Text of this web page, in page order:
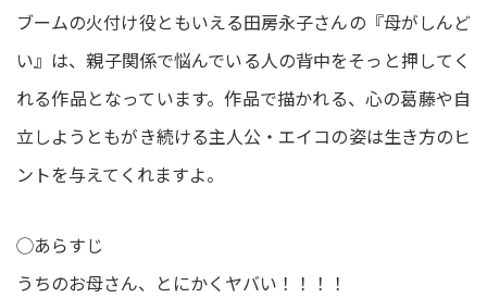
ブームの火付け役ともいえる田房永子さんの『母がしんど
い』は、親子関係で悩んでいる人の背中をそっと押してく
れる作品となっています。作品で描かれる、心の葛藤や自
立しようともがき続ける主人公・エイコの姿は生き方のヒ
ントを与えてくれますよ。
◯あらすじ
うちのお母さん、とにかくヤバい！！！！